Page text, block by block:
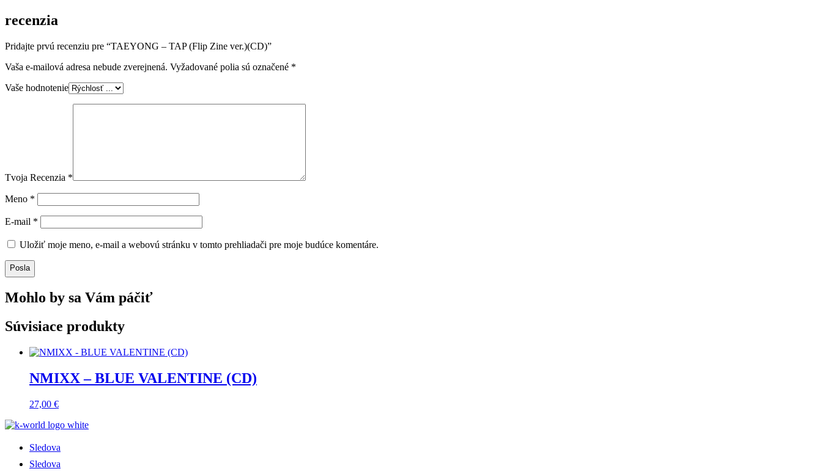
recenzia
Pridajte prvú recenziu pre “TAEYONG – TAP (Flip Zine ver.)(CD)”
Vaša e-mailová adresa nebude zverejnená. Vyžadované polia sú označené *
Vaše hodnotenie
Tvoja Recenzia *
Meno *
E-mail *
Uložiť moje meno, e-mail a webovú stránku v tomto prehliadači pre moje budúce komentáre.
Posla
Mohlo by sa Vám páčiť
Súvisiace produkty
NMIXX – BLUE VALENTINE (CD)
27,00 €
Sledova
Sledova